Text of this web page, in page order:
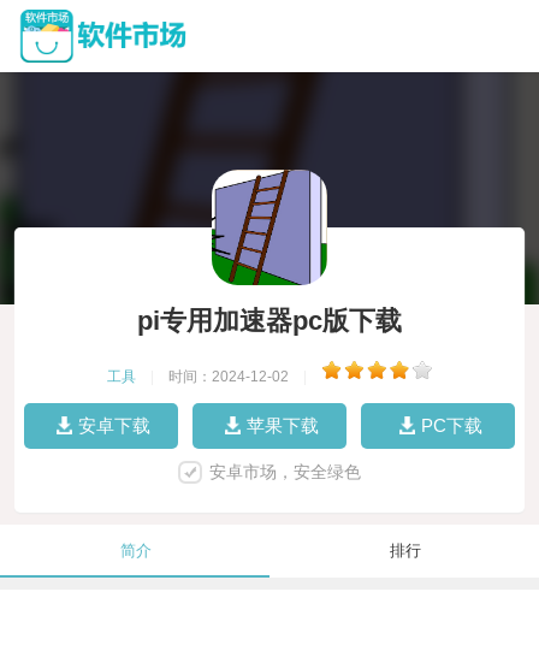
pi专用加速器pc版下载
工具 时间：2024-12-02
安卓下载 苹果下载 PC下载
安卓市场，安全绿色
简介 排行